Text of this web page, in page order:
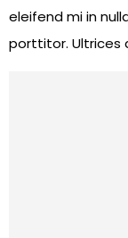
eleifend mi in
porttitor. Ultrices